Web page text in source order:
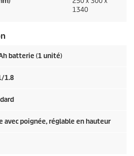
1340
batterie (1 unité)
1.8
avec poignée, réglable en hauteur